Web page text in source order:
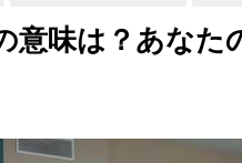
意味は？あなた